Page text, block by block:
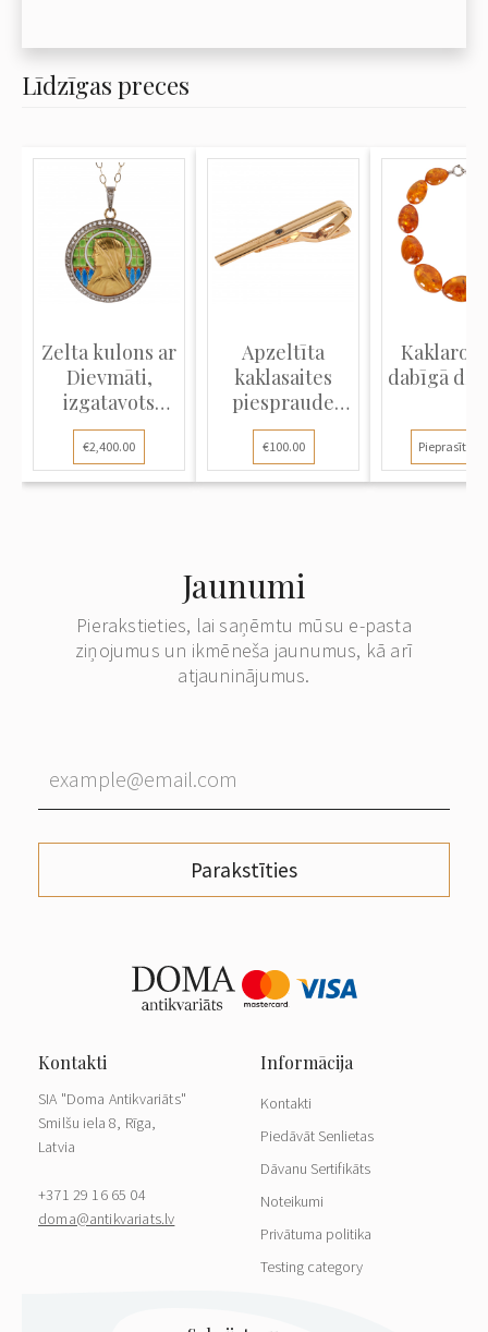
Līdzīgas preces
Zelta kulons ar
Dievmāti,
izgatavots
vitrāžas...
€2,400.00
Apzeltīta
kaklasaites
piespraude
"S.T. DuPont...
€100.00
dabīgā
Pieprasīt
Jaunumi
Pierakstieties, lai saņēmtu mūsu e-pasta
ziņojumus un ikmēneša jaunumus, kā arī
atjauninājumus.
Parakstīties
SIA "Doma Antikvariāts"
Smilšu iela 8, Rīga,
Latvia
+371 29 16 65 04
doma@antikvariats.lv
Kontakti
Piedāvāt Senlietas
Dāvanu Sertifikāts
Noteikumi
Privātuma politika
Testing category